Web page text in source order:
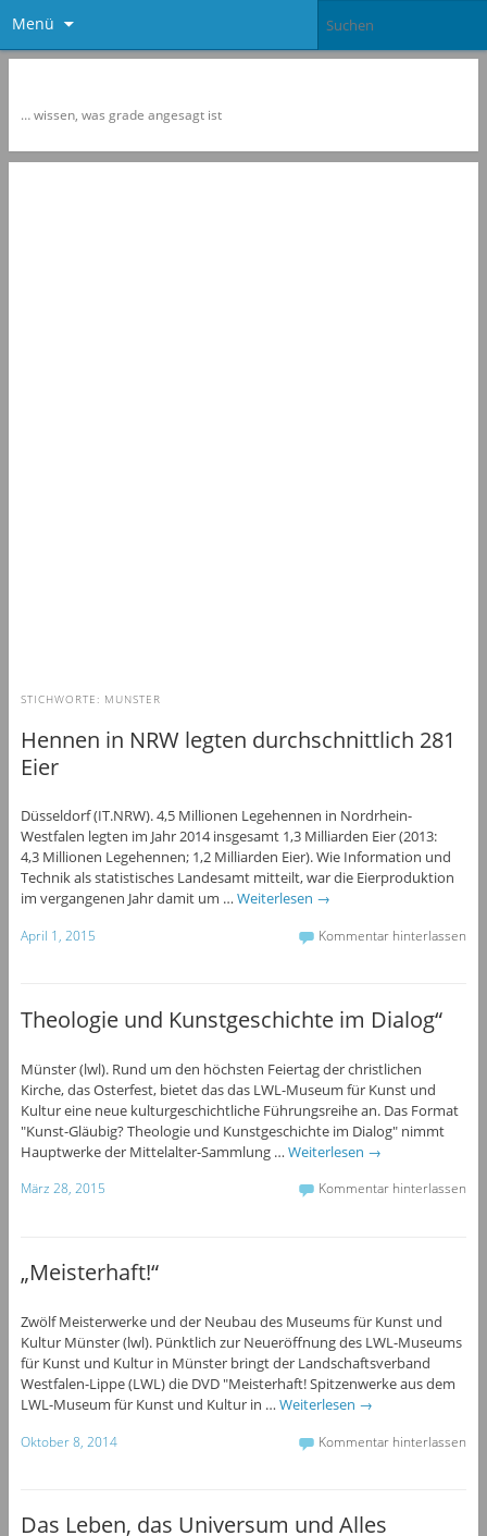
Menü
… wissen, was grade angesagt ist
STICHWORTE: MUNSTER
Hennen in NRW legten durchschnittlich 281
Eier
Düsseldorf (IT.NRW). 4,5 Millionen Legehennen in Nordrhein-
Westfalen legten im Jahr 2014 insgesamt 1,3 Milliarden Eier (2013:
4,3 Millionen Legehennen; 1,2 Milliarden Eier). Wie Information und
Technik als statistisches Landesamt mitteilt, war die Eierproduktion
im vergangenen Jahr damit um … Weiterlesen →
April 1, 2015 Kommentar hinterlassen
Theologie und Kunstgeschichte im Dialog“
Münster (lwl). Rund um den höchsten Feiertag der christlichen
Kirche, das Osterfest, bietet das das LWL-Museum für Kunst und
Kultur eine neue kulturgeschichtliche Führungsreihe an. Das Format
"Kunst-Gläubig? Theologie und Kunstgeschichte im Dialog" nimmt
Hauptwerke der Mittelalter-Sammlung … Weiterlesen →
März 28, 2015 Kommentar hinterlassen
„Meisterhaft!“
Zwölf Meisterwerke und der Neubau des Museums für Kunst und
Kultur Münster (lwl). Pünktlich zur Neueröffnung des LWL-Museums
für Kunst und Kultur in Münster bringt der Landschaftsverband
Westfalen-Lippe (LWL) die DVD "Meisterhaft! Spitzenwerke aus dem
LWL-Museum für Kunst und Kultur in … Weiterlesen →
Oktober 8, 2014 Kommentar hinterlassen
Das Leben, das Universum und Alles